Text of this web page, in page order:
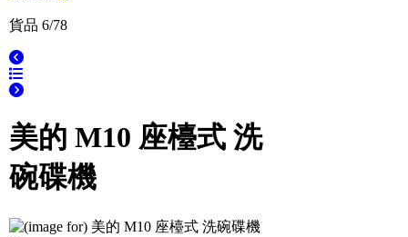
貨品 6/78
美的 M10 座檯式 洗
碗碟機